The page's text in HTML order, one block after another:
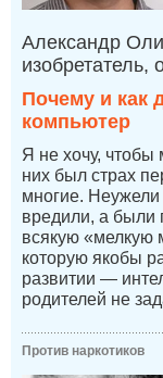
Александр
изобретатель,
Почему и как
компьютер
Я не хочу, чтобы
них был страх
многие. Неужели
вредили, а
всякую «мелкую
которую якобы
развитии —
родителей не
Против наркотиков